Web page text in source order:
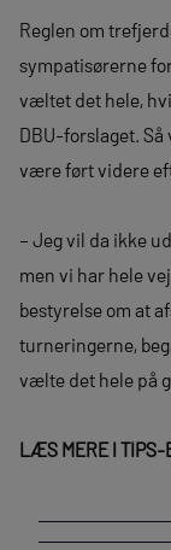
Reglen om
sympatisørerne
væltet det hele,
DBU-forslaget.
være ført videre
– Jeg vil da ikke
men vi har hele
bestyrelse om at
turneringerne,
vælte det hele på
LÆS MERE I TIPS-